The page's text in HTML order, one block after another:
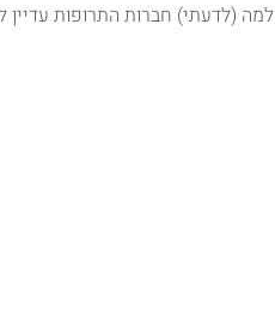
למה (לדעתי) חברות התרופות